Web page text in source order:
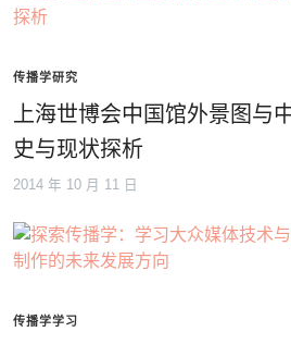
传播学研究
上海世博会中国馆外景图与
史与现状探析
2014 年 10 月 11 日
传播学学习